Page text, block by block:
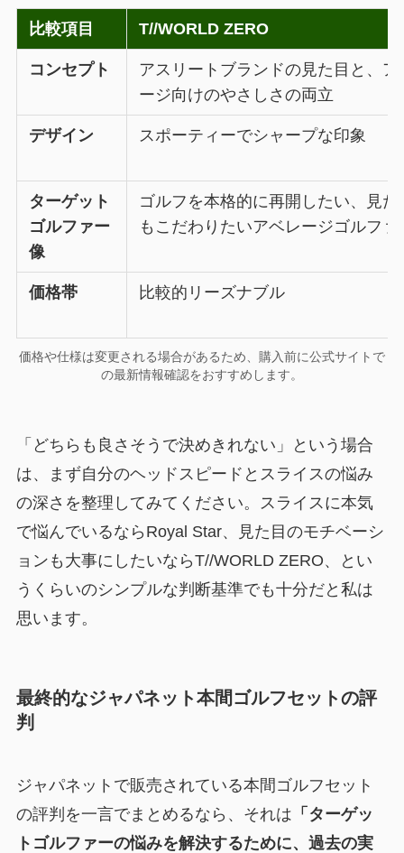
比較項目 T//WORLD ZERO
コンセプト
アスリートブランドの見た目と、ア
ージ向けのやさしさの両立
デザイン スポーティーでシャープな印象
ターゲット
ゴルファー
像
ゴルフを本格的に再開したい、見た
もこだわりたいアベレージゴルファ
価格帯 比較的リーズナブル
価格や仕様は変更される場合があるため、購入前に公式サイトで
の最新情報確認をおすすめします。
「どちらも良さそうで決めきれない」という場合
は、まず自分のヘッドスピードとスライスの悩み
の深さを整理してみてください。スライスに本気
で悩んでいるならRoyal Star、見た目のモチベーシ
ョンも大事にしたいならT//WORLD ZERO、とい
うくらいのシンプルな判断基準でも十分だと私は
思います。
最終的なジャパネット本間ゴルフセットの評
判
ジャパネットで販売されている本間ゴルフセット
の評判を一言でまとめるなら、それは 「ターゲッ
トゴルファーの悩みを解決するために、過去の実